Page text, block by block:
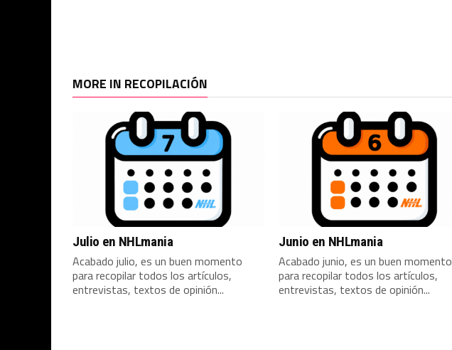
MORE IN RECOPILACIÓN
Julio en NHLmania
Acabado julio, es un buen momento
para recopilar todos los artículos,
entrevistas, textos de opinión...
Junio en NHLmania
Acabado junio, es un buen momento
para recopilar todos los artículos,
entrevistas, textos de opinión...